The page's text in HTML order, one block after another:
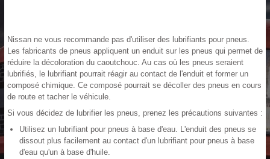
Nissan ne vous recommande pas d'utiliser des lubrifiants pour pneus.
Les fabricants de pneus appliquent un enduit sur les pneus qui permet de
réduire la décoloration du caoutchouc. Au cas où les pneus seraient
lubrifiés, le lubrifiant pourrait réagir au contact de l'enduit et former un
composé chimique. Ce composé pourrait se décoller des pneus en cours
de route et tacher le véhicule.
Si vous décidez de lubrifier les pneus, prenez les précautions suivantes :
Utilisez un lubrifiant pour pneus à base d'eau. L'enduit des pneus se
dissout plus facilement au contact d'un lubrifiant pour pneus à base
d'eau qu'un à base d'huile.